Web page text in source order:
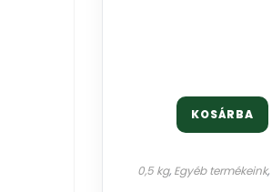
KOSÁRBA
0,5 kg, Egyéb termékeink,